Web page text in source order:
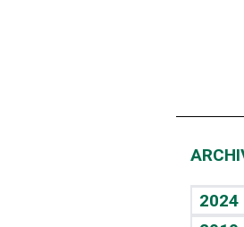
2024